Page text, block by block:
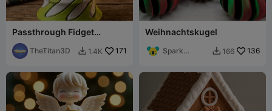
Passthrough Fidget
Christmas Tree
TheTitan3D  1.4K 171
Weihnachtskugel
Spark
 166 136